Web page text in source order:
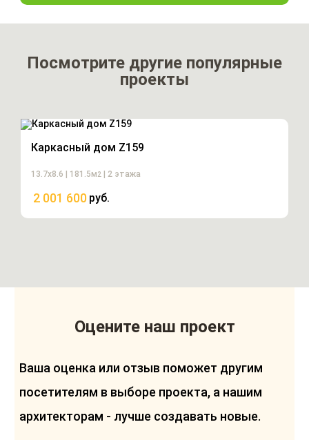
Посмотрите другие популярные
проекты
Каркасный дом Z159
13.7х8.6 | 181.5м2 | 2 этажа
2 001 600 руб.
Оцените наш проект
Ваша оценка или отзыв поможет другим
посетителям в выборе проекта, а нашим
архитекторам - лучше создавать новые.